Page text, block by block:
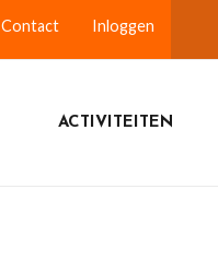
Contact Inloggen
ACTIVITEITEN